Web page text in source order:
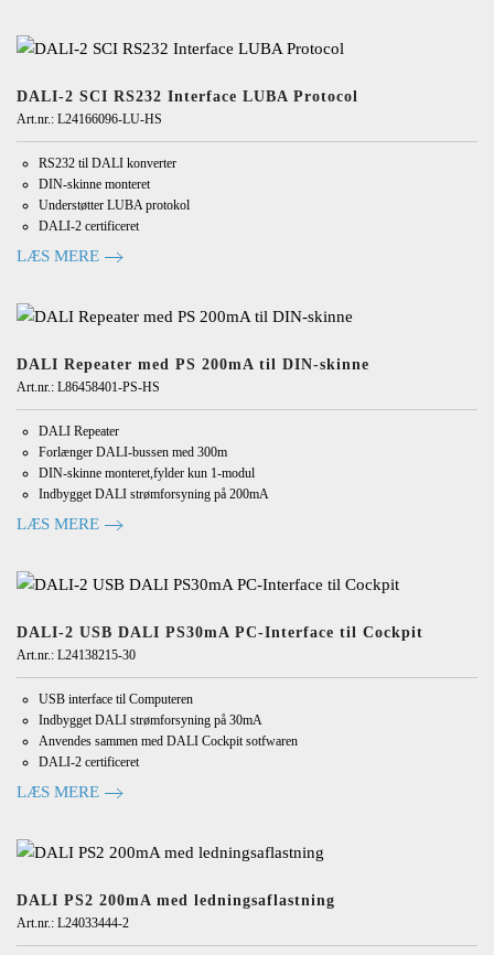
DALI-2 SCI RS232 Interface LUBA Protocol
Art.nr.: L24166096-LU-HS
RS232 til DALI konverter
DIN-skinne monteret
Understøtter LUBA protokol
DALI-2 certificeret
LÆS MERE
DALI Repeater med PS 200mA til DIN-skinne
Art.nr.: L86458401-PS-HS
DALI Repeater
Forlænger DALI-bussen med 300m
DIN-skinne monteret,fylder kun 1-modul
Indbygget DALI strømforsyning på 200mA
LÆS MERE
DALI-2 USB DALI PS30mA PC-Interface til Cockpit
Art.nr.: L24138215-30
USB interface til Computeren
Indbygget DALI strømforsyning på 30mA
Anvendes sammen med DALI Cockpit sotfwaren
DALI-2 certificeret
LÆS MERE
DALI PS2 200mA med ledningsaflastning
Art.nr.: L24033444-2